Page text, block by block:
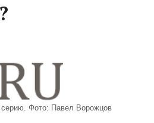
Фото: Павел Ворожцов